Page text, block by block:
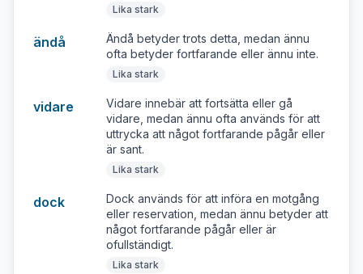
Lika stark
ändå
Ändå betyder trots detta, medan ännu
ofta betyder fortfarande eller ännu inte.
Lika stark
vidare
Vidare innebär att fortsätta eller gå
vidare, medan ännu ofta används för att
uttrycka att något fortfarande pågår eller
är sant.
Lika stark
dock
Dock används för att införa en motgång
eller reservation, medan ännu betyder att
något fortfarande pågår eller är
ofullständigt.
Lika stark